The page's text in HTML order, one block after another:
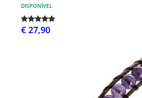
DISPONÍVEL
€ 27,90